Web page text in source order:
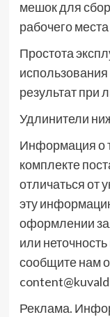
мешок для
рабочего места
Простота
результат при
Удлинители
Информация о
комплекте
отличаться от
эту
оформлении
или
сообщите нам
Реклама.